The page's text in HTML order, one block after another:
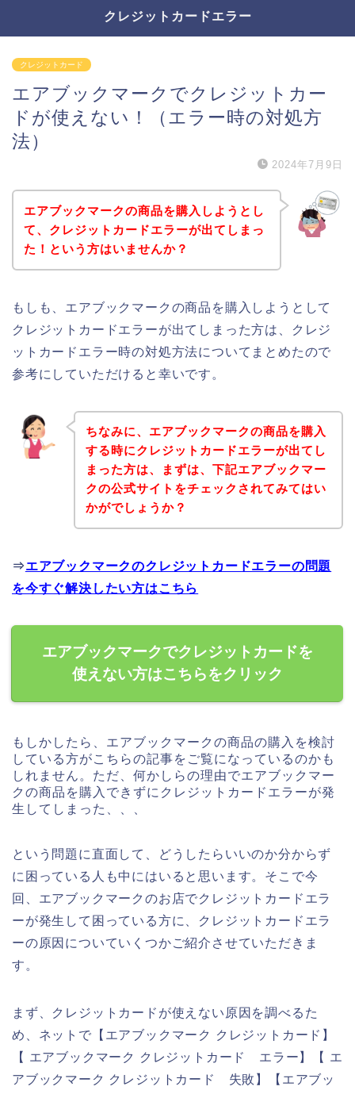
クレジットカードエラー
クレジットカード
エアブックマークでクレジットカー
ドが使えない！（エラー時の対処方
法）
2024年7月9日
エアブックマークの商品を購入しようとし
て、クレジットカードエラーが出てしまっ
た！という方はいませんか？
もしも、エアブックマークの商品を購入しようとして
クレジットカードエラーが出てしまった方は、クレジ
ットカードエラー時の対処方法についてまとめたので
参考にしていただけると幸いです。
ちなみに、エアブックマークの商品を購入
する時にクレジットカードエラーが出てし
まった方は、まずは、下記エアブックマー
クの公式サイトをチェックされてみてはい
かがでしょうか？
⇒エアブックマークのクレジットカードエラーの問題
を今すぐ解決したい方はこちら
エアブックマークでクレジットカードを
使えない方はこちらをクリック
もしかしたら、エアブックマークの商品の購入を検討
している方がこちらの記事をご覧になっているのかも
しれません。ただ、何かしらの理由でエアブックマー
クの商品を購入できずにクレジットカードエラーが発
生してしまった、、、
という問題に直面して、どうしたらいいのか分からず
に困っている人も中にはいると思います。そこで今
回、エアブックマークのお店でクレジットカードエラ
ーが発生して困っている方に、クレジットカードエラ
ーの原因についていくつかご紹介させていただきま
す。
まず、クレジットカードが使えない原因を調べるた
め、ネットで【エアブックマーク クレジットカード】
【 エアブックマーク クレジットカード エラー】【 エ
アブックマーク クレジットカード 失敗】【エアブッ